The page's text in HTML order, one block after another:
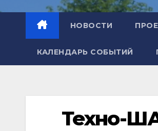
НОВОСТИ
КАЛЕНДАРЬ СОБЫТИЙ
Техно-